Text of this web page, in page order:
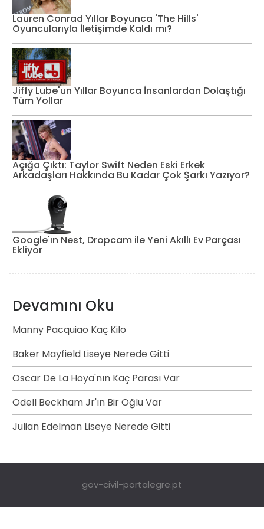
Lauren Conrad Yıllar Boyunca 'The Hills'
Oyuncularıyla İletişimde Kaldı mı?
Jiffy Lube'un Yıllar Boyunca İnsanlardan Dolaştığı
Tüm Yollar
Açığa Çıktı: Taylor Swift Neden Eski Erkek
Arkadaşları Hakkında Bu Kadar Çok Şarkı Yazıyor?
Google'ın Nest, Dropcam ile Yeni Akıllı Ev Parçası
Ekliyor
Devamını Oku
Manny Pacquiao Kaç Kilo
Baker Mayfield Liseye Nerede Gitti
Oscar De La Hoya'nın Kaç Parası Var
Odell Beckham Jr'ın Bir Oğlu Var
Julian Edelman Liseye Nerede Gitti
gov-civil-portalegre.pt